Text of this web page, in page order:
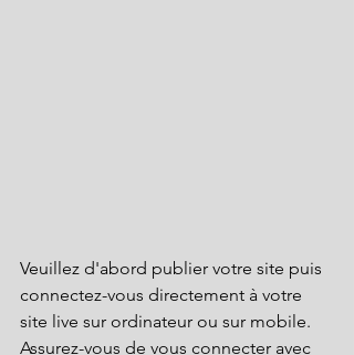
Veuillez d'abord publier votre site puis
connectez-vous directement à votre
site live sur ordinateur ou sur mobile.
Assurez-vous de vous connecter avec